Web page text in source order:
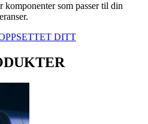
som passer til din
DITT